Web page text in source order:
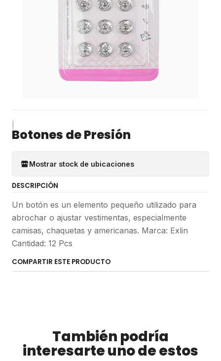
Botones de Presión
Mostrar stock de ubicaciones
DESCRIPCIÓN
Un botón es un elemento pequeño utilizado para
abrochar o ajustar vestimentas, especialmente
camisas, chaquetas y americanas. Marca: Exlin
Cantidad: 12 Pcs
COMPARTIR ESTE PRODUCTO
También podría
interesarte uno de estos